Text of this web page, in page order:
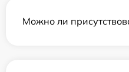
Можно ли